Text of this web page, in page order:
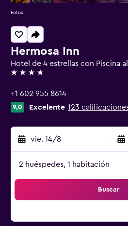
Hermosa Inn
Hotel de 4 estrellas con Piscina
4 estrellas
+1 602 955 8614
9,0 Excelente 123
vie. 14/8 -
2 huéspedes, 1 habitación
Buscar
Fotos